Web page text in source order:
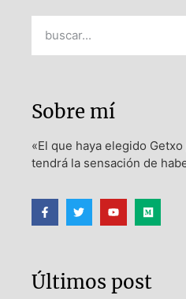
Sobre mí
«El que haya elegido
tendrá la sensación de
Últimos post